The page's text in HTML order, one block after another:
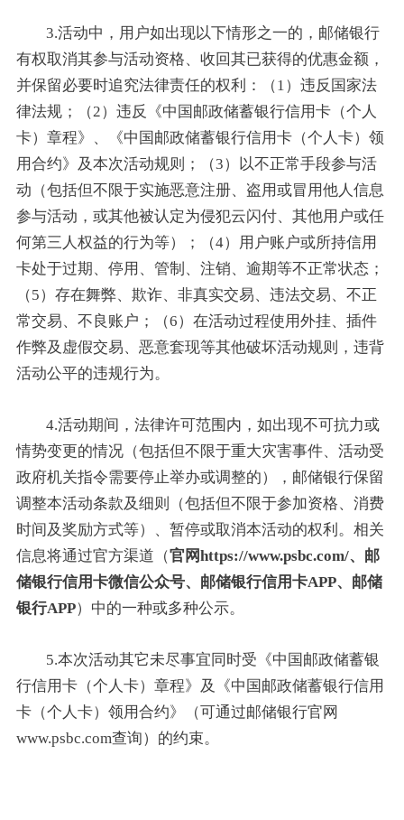
3.活动中，用户如出现以下情形之一的，邮储银行
有权取消其参与活动资格、收回其已获得的优惠金额，
并保留必要时追究法律责任的权利：（1）违反国家法
律法规；（2）违反《中国邮政储蓄银行信用卡（个人
卡）章程》、《中国邮政储蓄银行信用卡（个人卡）领
用合约》及本次活动规则；（3）以不正常手段参与活
动（包括但不限于实施恶意注册、盗用或冒用他人信息
参与活动，或其他被认定为侵犯云闪付、其他用户或任
何第三人权益的行为等）；（4）用户账户或所持信用
卡处于过期、停用、管制、注销、逾期等不正常状态；
（5）存在舞弊、欺诈、非真实交易、违法交易、不正
常交易、不良账户；（6）在活动过程使用外挂、插件
作弊及虚假交易、恶意套现等其他破坏活动规则，违背
活动公平的违规行为。
4.活动期间，法律许可范围内，如出现不可抗力或
情势变更的情况（包括但不限于重大灾害事件、活动受
政府机关指令需要停止举办或调整的），邮储银行保留
调整本活动条款及细则（包括但不限于参加资格、消费
时间及奖励方式等）、暂停或取消本活动的权利。相关
信息将通过官方渠道（官网https://www.psbc.com/、邮
储银行信用卡微信公众号、邮储银行信用卡APP、邮储
银行APP）中的一种或多种公示。
5.本次活动其它未尽事宜同时受《中国邮政储蓄银
行信用卡（个人卡）章程》及《中国邮政储蓄银行信用
卡（个人卡）领用合约》（可通过邮储银行官网
www.psbc.com查询）的约束。